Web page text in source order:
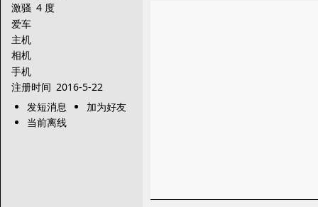
激骚 4 度
爱车
主机
相机
手机
注册时间 2016-5-22
发短消息
加为好友
当前离线